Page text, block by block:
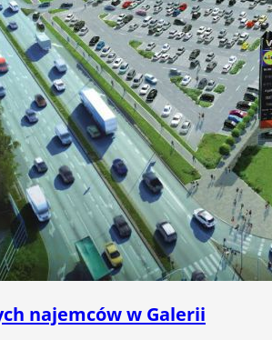
najemców w Galerii